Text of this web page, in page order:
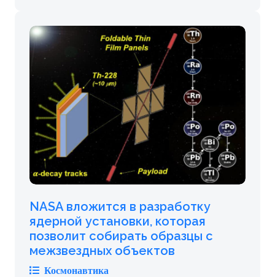
NASA вложится в разработку
ядерной установки, которая
позволит собирать образцы с
межзвездных объектов
Космонавтика